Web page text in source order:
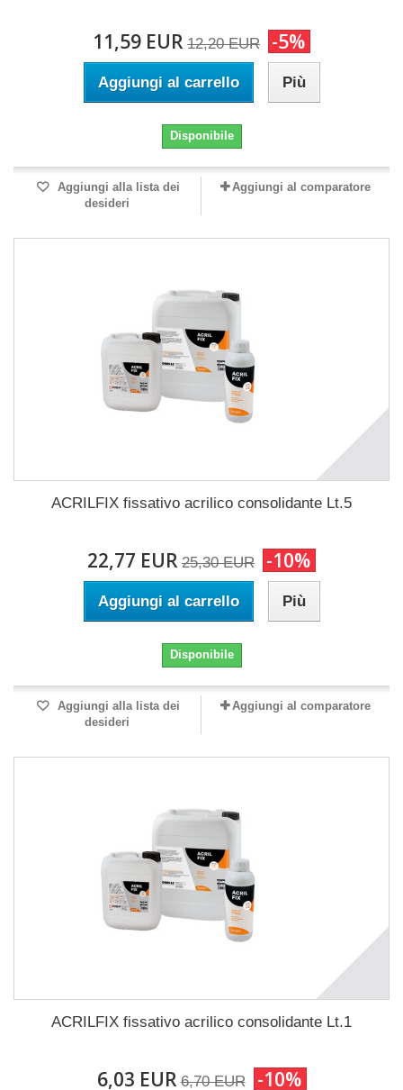
11,59 EUR 12,20 EUR -5%
Aggiungi al carrello Più
Disponibile
Aggiungi alla lista dei
desideri
Aggiungi al comparatore
ACRILFIX fissativo acrilico consolidante Lt.5
22,77 EUR 25,30 EUR -10%
Aggiungi al carrello Più
Disponibile
Aggiungi alla lista dei
desideri
Aggiungi al comparatore
ACRILFIX fissativo acrilico consolidante Lt.1
6,03 EUR 6,70 EUR -10%